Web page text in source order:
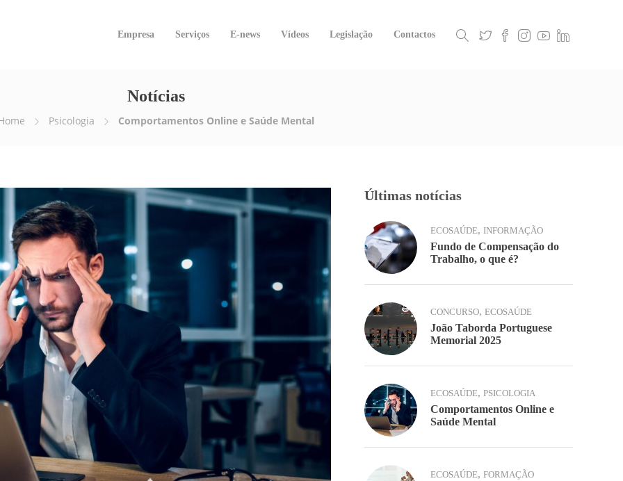
Empresa Serviços E-news Vídeos Legislação Contactos
Notícias
Psicologia Comportamentos Online e Saúde Mental
Últimas notícias
ECOSAÚDE, INFORMAÇÃO
Fundo de Compensação do
Trabalho, o que é?
CONCURSO, ECOSAÚDE
João Taborda Portuguese
Memorial 2025
ECOSAÚDE, PSICOLOGIA
Comportamentos Online e
Saúde Mental
ECOSAÚDE, FORMAÇÃO